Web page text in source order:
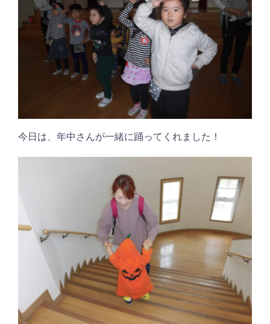
今日は、年中さんが一緒に踊ってくれました！